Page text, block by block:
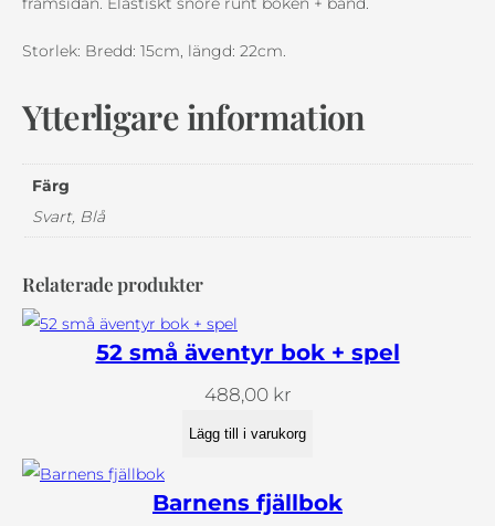
r
s
e
r
:
1
0
0
e
ä
r
0
k
r
c
k
n
i
g
s
ä
Storlek: Bredd: 15cm, längd: 22cm.
Ytterligare information
Färg
Svart, Blå
Relaterade produkter
52 små äventyr bok + spel
488,00 kr
Lägg till i varukorg
Barnens fjällbok